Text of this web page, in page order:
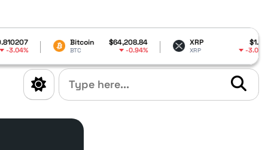
Bitcoin $64,208.84
BTC -0.94%
XRP
XRP -3.06%